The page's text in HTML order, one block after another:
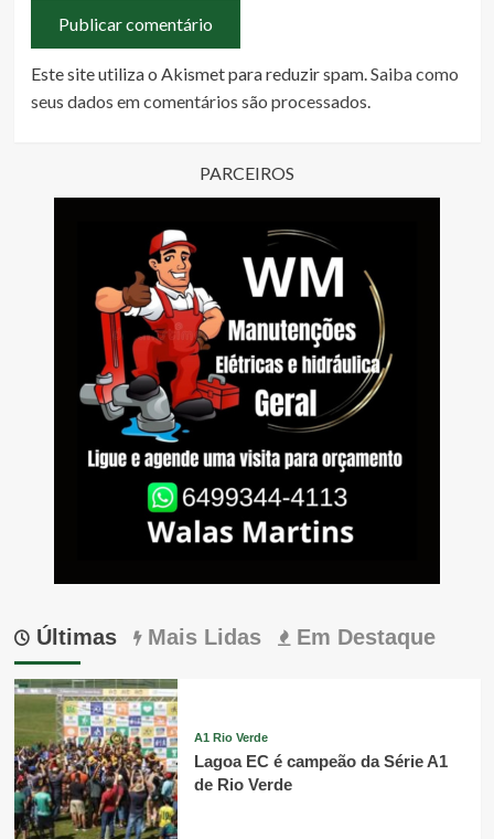
Este site utiliza o Akismet para reduzir spam.Saiba como
seus dados em comentários são processados.
PARCEIROS
Últimas Mais Lidas Em Destaque
A1 Rio Verde
Lagoa EC é campeão da Série A1
de Rio Verde